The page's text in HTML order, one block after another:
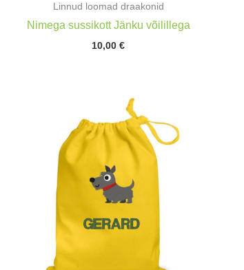
Linnud loomad draakonid
Nimega sussikott Jänku võilillega
10,00€